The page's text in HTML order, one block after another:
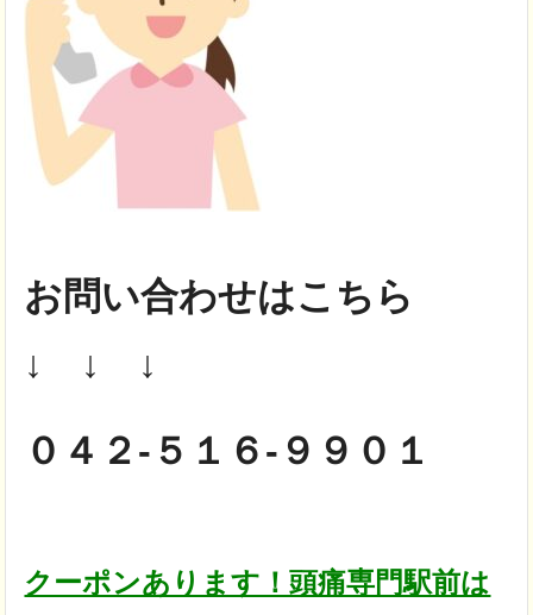
お問い合わせはこちら
↓ ↓ ↓
０４２-５１６-９９０１
クーポンあります！頭痛専門駅前は